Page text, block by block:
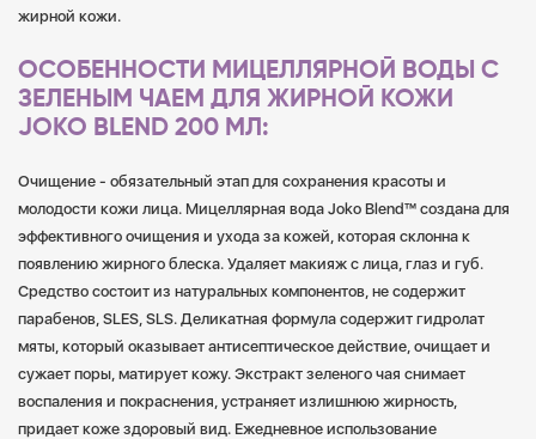
жирной кожи.
ОСОБЕННОСТИ МИЦЕЛЛЯРНОЙ ВОДЫ С
ЗЕЛЕНЫМ ЧАЕМ ДЛЯ ЖИРНОЙ КОЖИ
JOKO BLEND 200 МЛ:
Очищение - обязательный этап для сохранения красоты и
молодости кожи лица. Мицеллярная вода Joko Blend™ создана для
эффективного очищения и ухода за кожей, которая склонна к
появлению жирного блеска. Удаляет макияж с лица, глаз и губ.
Средство состоит из натуральных компонентов, не содержит
парабенов, SLES, SLS. Деликатная формула содержит гидролат
мяты, который оказывает антисептическое действие, очищает и
сужает поры, матирует кожу. Экстракт зеленого чая снимает
воспаления и покраснения, устраняет излишнюю жирность,
придает коже здоровый вид. Ежедневное использование